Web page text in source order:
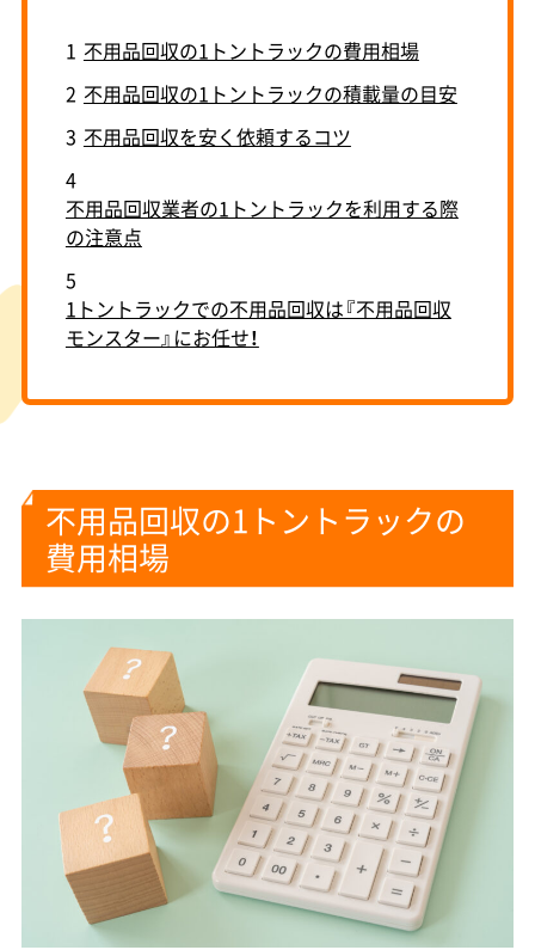
1 不用品回収の1トントラックの費用相場
2 不用品回収の1トントラックの積載量の目安
3 不用品回収を安く依頼するコツ
4
不用品回収業者の1トントラックを利用する際
の注意点
5
1トントラックでの不用品回収は『不用品回収
モンスター』にお任せ！
不用品回収の1トントラックの
費用相場